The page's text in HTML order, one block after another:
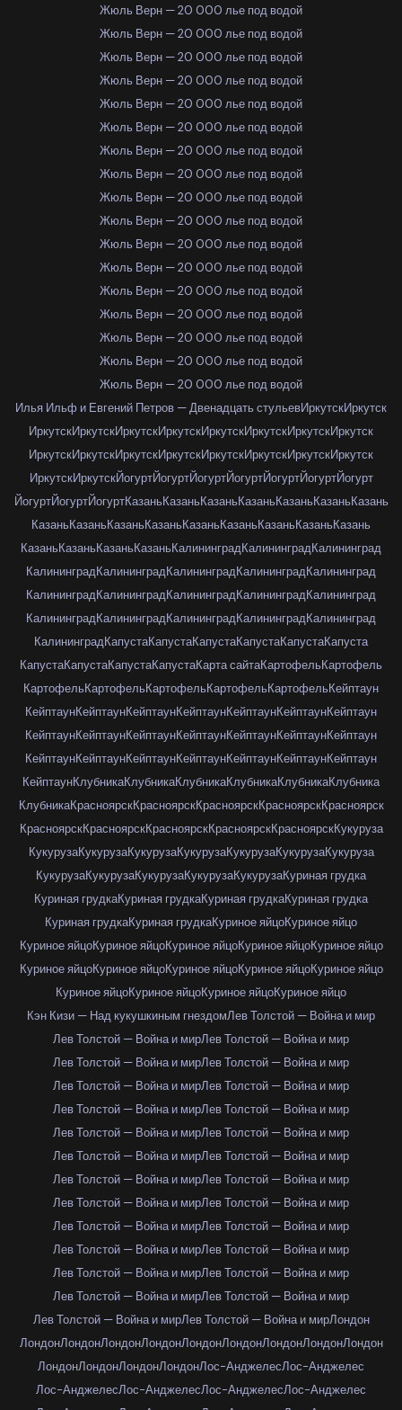
Жюль Верн — 20 000 лье под водой
Жюль Верн — 20 000 лье под водой
Жюль Верн — 20 000 лье под водой
Жюль Верн — 20 000 лье под водой
Жюль Верн — 20 000 лье под водой
Жюль Верн — 20 000 лье под водой
Жюль Верн — 20 000 лье под водой
Жюль Верн — 20 000 лье под водой
Жюль Верн — 20 000 лье под водой
Жюль Верн — 20 000 лье под водой
Жюль Верн — 20 000 лье под водой
Жюль Верн — 20 000 лье под водой
Жюль Верн — 20 000 лье под водой
Жюль Верн — 20 000 лье под водой
Жюль Верн — 20 000 лье под водой
Жюль Верн — 20 000 лье под водой
Жюль Верн — 20 000 лье под водой
Илья Ильф и Евгений Петров — Двенадцать стульевИркутскИркутск
ИркутскИркутскИркутскИркутскИркутскИркутскИркутскИркутск
ИркутскИркутскИркутскИркутскИркутскИркутскИркутскИркутск
ИркутскИркутскЙогуртЙогуртЙогуртЙогуртЙогуртЙогуртЙогурт
ЙогуртЙогуртЙогуртКазаньКазаньКазаньКазаньКазаньКазаньКазань
КазаньКазаньКазаньКазаньКазаньКазаньКазаньКазаньКазань
КазаньКазаньКазаньКазаньКалининградКалининградКалининград
КалининградКалининградКалининградКалининградКалининград
КалининградКалининградКалининградКалининградКалининград
КалининградКалининградКалининградКалининградКалининград
КалининградКапустаКапустаКапустаКапустаКапустаКапуста
КапустаКапустаКапустаКапустаКарта сайтаКартофельКартофель
КартофельКартофельКартофельКартофельКартофельКейптаун
КейптаунКейптаунКейптаунКейптаунКейптаунКейптаунКейптаун
КейптаунКейптаунКейптаунКейптаунКейптаунКейптаунКейптаун
КейптаунКейптаунКейптаунКейптаунКейптаунКейптаунКейптаун
КейптаунКлубникаКлубникаКлубникаКлубникаКлубникаКлубника
КлубникаКрасноярскКрасноярскКрасноярскКрасноярскКрасноярск
КрасноярскКрасноярскКрасноярскКрасноярскКрасноярскКукуруза
КукурузаКукурузаКукурузаКукурузаКукурузаКукурузаКукуруза
КукурузаКукурузаКукурузаКукурузаКукурузаКуриная грудка
Куриная грудкаКуриная грудкаКуриная грудкаКуриная грудка
Куриная грудкаКуриная грудкаКуриное яйцоКуриное яйцо
Куриное яйцоКуриное яйцоКуриное яйцоКуриное яйцоКуриное яйцо
Куриное яйцоКуриное яйцоКуриное яйцоКуриное яйцоКуриное яйцо
Куриное яйцоКуриное яйцоКуриное яйцоКуриное яйцо
Кэн Кизи — Над кукушкиным гнездомЛев Толстой — Война и мир
Лев Толстой — Война и мирЛев Толстой — Война и мир
Лев Толстой — Война и мирЛев Толстой — Война и мир
Лев Толстой — Война и мирЛев Толстой — Война и мир
Лев Толстой — Война и мирЛев Толстой — Война и мир
Лев Толстой — Война и мирЛев Толстой — Война и мир
Лев Толстой — Война и мирЛев Толстой — Война и мир
Лев Толстой — Война и мирЛев Толстой — Война и мир
Лев Толстой — Война и мирЛев Толстой — Война и мир
Лев Толстой — Война и мирЛев Толстой — Война и мир
Лев Толстой — Война и мирЛев Толстой — Война и мир
Лев Толстой — Война и мирЛев Толстой — Война и мир
Лев Толстой — Война и мирЛев Толстой — Война и мир
Лев Толстой — Война и мирЛев Толстой — Война и мирЛондон
ЛондонЛондонЛондонЛондонЛондонЛондонЛондонЛондонЛондон
ЛондонЛондонЛондонЛондонЛос-АнджелесЛос-Анджелес
Лос-АнджелесЛос-АнджелесЛос-АнджелесЛос-Анджелес